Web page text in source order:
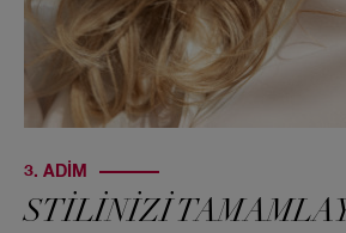
3. ADIM
STİLİNİZİ